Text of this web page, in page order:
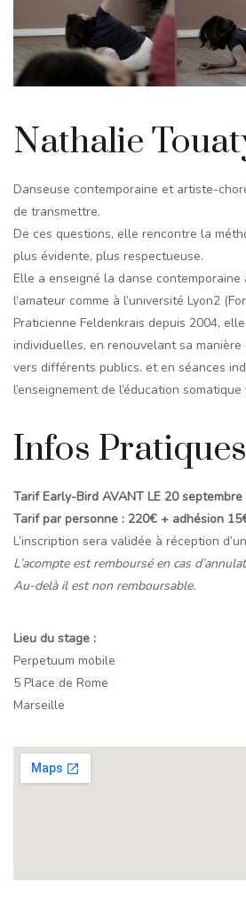
Nathalie
Danseuse contemporaine et artiste-
de transmettre.
De ces questions, elle rencontre la
plus évidente, plus respectueuse.
Elle a enseigné la danse
l’amateur comme à l’université Lyon2
Praticienne Feldenkrais depuis 2004,
individuelles, en renouvelant sa manière
vers différents publics. et en séances
l’enseignement de l’éducation
Infos Pratiques
Tarif Early-Bird AVANT LE 20
Tarif par personne : 220€ + adhésion
L’inscription sera validée à réception
L’acompte est remboursé en cas
Au-delà il est non remboursable.
Lieu du stage :
Perpetuum mobile
5 Place de Rome
Marseille